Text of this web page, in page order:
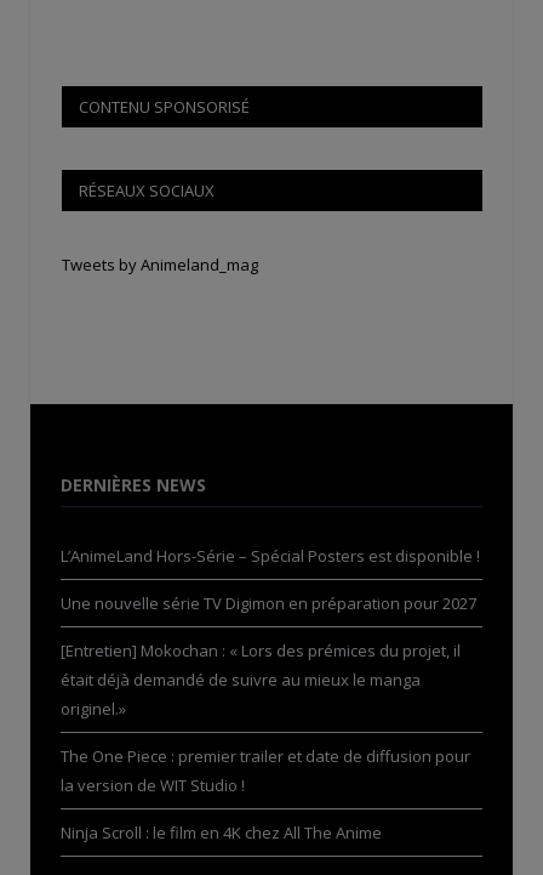
CONTENU SPONSORISÉ
RÉSEAUX SOCIAUX
Tweets by Animeland_mag
DERNIÈRES NEWS
L’AnimeLand Hors-Série – Spécial Posters est disponible !
Une nouvelle série TV Digimon en préparation pour 2027
[Entretien] Mokochan : « Lors des prémices du projet, il
était déjà demandé de suivre au mieux le manga
originel.»
The One Piece : premier trailer et date de diffusion pour
la version de WIT Studio !
Ninja Scroll : le film en 4K chez All The Anime